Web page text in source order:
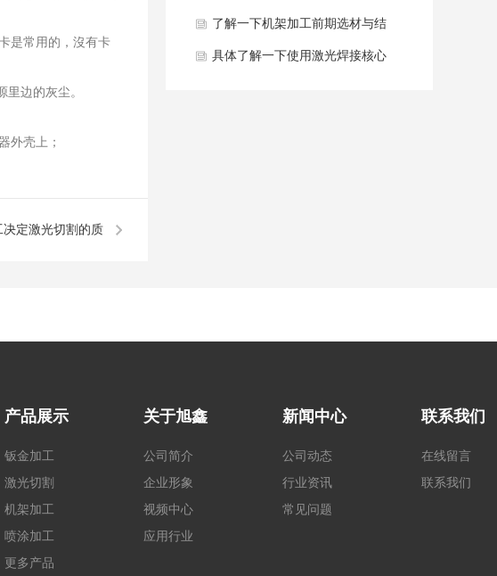
是常用的，沒有卡
边的灰尘。
外壳上；
定激光切割的质
面处理工艺？
了解一下机架加工前期选材与结
构设计？
具体了解一下使用激光焊接核心
产品展示
钣金加工
激光切割
机架加工
喷涂加工
更多产品
关于旭鑫
公司简介
企业形象
视频中心
应用行业
新闻中心
公司动态
行业资讯
常见问题
联系我们
在线留言
联系我们